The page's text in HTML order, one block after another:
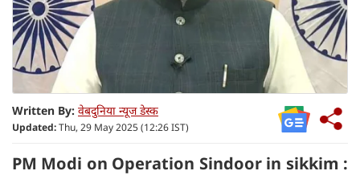
Written By: वेबदुनिया न्यूज डेस्क
Updated:Thu, 29 May 2025 (12:26 IST)
PM Modi on Operation Sindoor in sikkim :